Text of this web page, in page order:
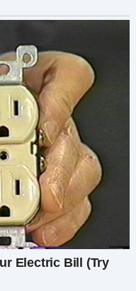
ванну.
слоем.
«Это всё? За
— ответила я. —
под нос, но
Завтрак. Он
хлеб на
на кулинарном
чай и наблюдали